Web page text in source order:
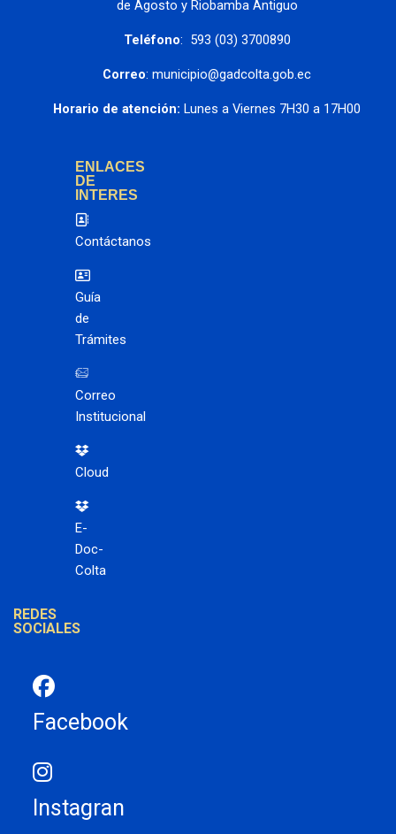
de Agosto y Riobamba Antiguo
Teléfono:  593 (03) 3700890
Correo: municipio@gadcolta.gob.ec
Horario de atención: Lunes a Viernes 7H30 a 17H00
ENLACES
DE
INTERES
Contáctanos
Guía
de
Trámites
Correo
Institucional
Cloud
E-
Doc-
Colta
REDES
SOCIALES
Facebook
Instagran